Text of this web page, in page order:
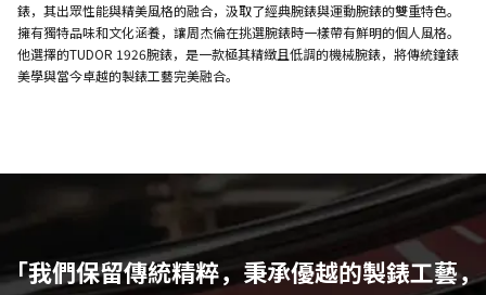
錶，其出眾性能與精美風格的融合，汲取了經典腕錶與運動腕錶的雙重特色。
擁有獨特品味和文化涵養，讓周杰倫在挑選腕錶時一樣帶有鮮明的個人風格。
他選擇的TUDOR 1926腕錶，是一款極其精緻且低調的機械腕錶，將傳統鐘錶
美學與當今卓越的製錶工藝完美融合。
「我們保留傳統精粹，秉承優越的製錶工藝，